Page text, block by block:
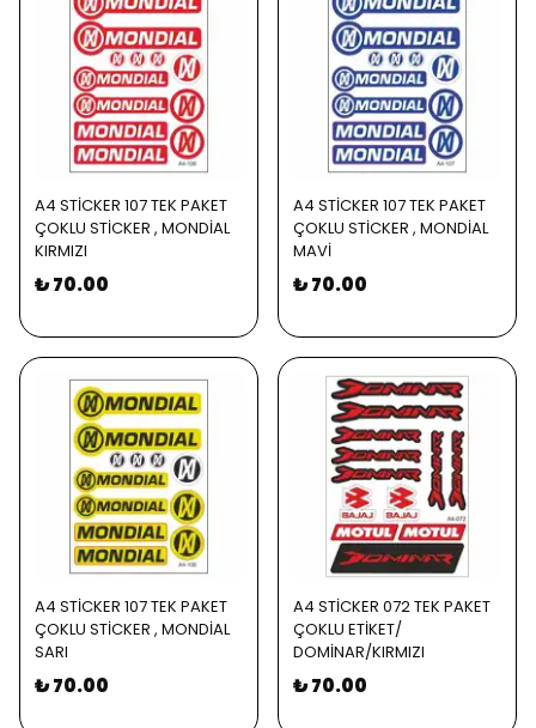
A4 STİCKER 107 TEK PAKET
ÇOKLU STİCKER , MONDİAL
KIRMIZI
₺ 70.00
A4 STİCKER 107 TEK PAKET
ÇOKLU STİCKER , MONDİAL
MAVİ
₺ 70.00
A4 STİCKER 107 TEK PAKET
ÇOKLU STİCKER , MONDİAL
SARI
₺ 70.00
A4 STİCKER 072 TEK PAKET
ÇOKLU ETİKET/
DOMİNAR/KIRMIZI
₺ 70.00